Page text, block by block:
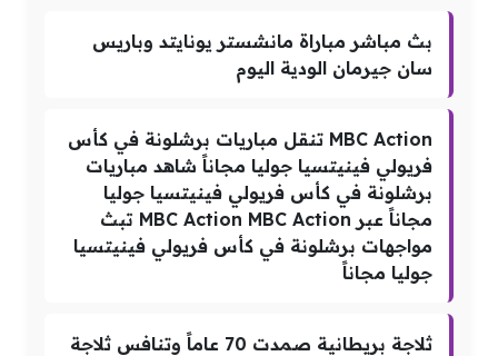
بث مباشر مباراة مانشستر يونايتد وباريس
سان جيرمان الودية اليوم
MBC Action تنقل مباريات برشلونة في كأس
فريولي فينيتسيا جوليا مجاناً شاهد مباريات
برشلونة في كأس فريولي فينيتسيا جوليا
مجاناً عبر MBC Action MBC Action تبث
مواجهات برشلونة في كأس فريولي فينيتسيا
جوليا مجاناً
ثلاجة بريطانية صمدت 70 عاماً وتنافس ثلاجة